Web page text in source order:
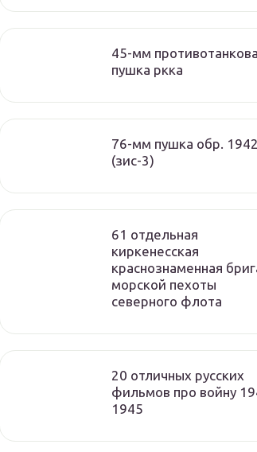
45-мм
пушка ркка
76-мм пушка обр.
(зис-3)
61 отдельная
киркенесская
краснознаменная
морской пехоты
cеверного флота
20 отличных русских
фильмов про войну
1945